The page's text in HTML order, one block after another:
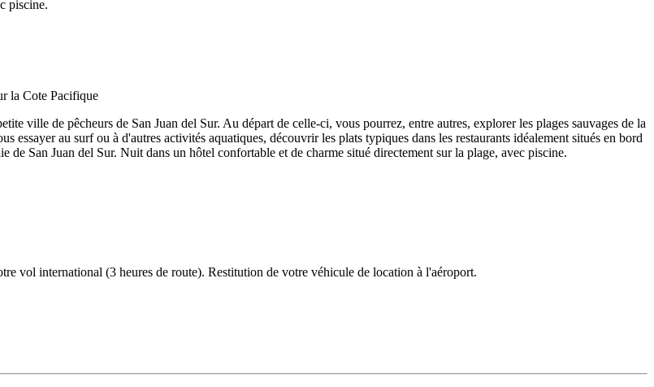
piscine.
ville de pêcheurs de San Juan del Sur. Au départ de celle-ci, vous pourrez, entre autres, explorer les plages sauvages de la
essayer au surf ou à d'autres activités aquatiques, découvrir les plats typiques dans les restaurants idéalement situés en bord
San Juan del Sur. Nuit dans un hôtel confortable et de charme situé directement sur la plage, avec piscine.
vol international (3 heures de route). Restitution de votre véhicule de location à l'aéroport.